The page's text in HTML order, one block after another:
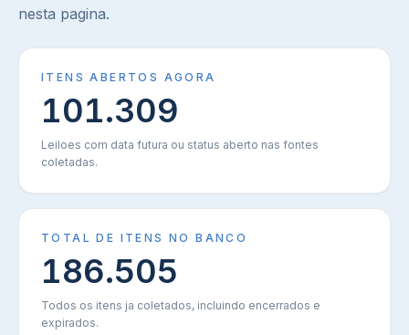
nesta pagina.
ITENS ABERTOS AGORA
101.309
Leiloes com data futura ou status aberto nas fontes
coletadas.
TOTAL DE ITENS NO BANCO
186.505
Todos os itens ja coletados, incluindo encerrados e
expirados.